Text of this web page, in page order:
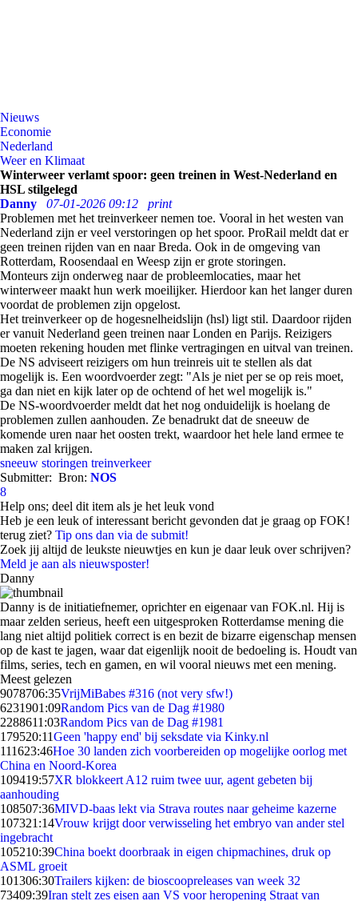
Nieuws
Economie
Nederland
Weer en Klimaat
Winterweer verlamt spoor: geen treinen in West-Nederland en
HSL stilgelegd
Danny
07-01-2026 09:12
print
Problemen met het treinverkeer nemen toe. Vooral in het westen van
Nederland zijn er veel verstoringen op het spoor. ProRail meldt dat er
geen treinen rijden van en naar Breda. Ook in de omgeving van
Rotterdam, Roosendaal en Weesp zijn er grote storingen.
Monteurs zijn onderweg naar de probleemlocaties, maar het
winterweer maakt hun werk moeilijker. Hierdoor kan het langer duren
voordat de problemen zijn opgelost.
Het treinverkeer op de hogesnelheidslijn (hsl) ligt stil. Daardoor rijden
er vanuit Nederland geen treinen naar Londen en Parijs. Reizigers
moeten rekening houden met flinke vertragingen en uitval van treinen.
De NS adviseert reizigers om hun treinreis uit te stellen als dat
mogelijk is. Een woordvoerder zegt: "Als je niet per se op reis moet,
ga dan niet en kijk later op de ochtend of het wel mogelijk is."
De NS-woordvoerder meldt dat het nog onduidelijk is hoelang de
problemen zullen aanhouden. Ze benadrukt dat de sneeuw de
komende uren naar het oosten trekt, waardoor het hele land ermee te
maken zal krijgen.
sneeuw storingen treinverkeer
Submitter: Bron: NOS
8
Help ons; deel dit item als je het leuk vond
Heb je een leuk of interessant bericht gevonden dat je graag op FOK!
terug ziet? Tip ons dan via de submit!
Zoek jij altijd de leukste nieuwtjes en kun je daar leuk over schrijven?
Meld je aan als nieuwsposter!
Danny
Danny is de initiatiefnemer, oprichter en eigenaar van FOK.nl. Hij is
maar zelden serieus, heeft een uitgesproken Rotterdamse mening die
lang niet altijd politiek correct is en bezit de bizarre eigenschap mensen
op de kast te jagen, waar dat eigenlijk nooit de bedoeling is. Houdt van
films, series, tech en gamen, en wil vooral nieuws met een mening.
Meest gelezen
9078706:35VrijMiBabes #316 (not very sfw!)
6231901:09Random Pics van de Dag #1980
2288611:03Random Pics van de Dag #1981
179520:11Geen 'happy end' bij seksdate via Kinky.nl
111623:46Hoe 30 landen zich voorbereiden op mogelijke oorlog met
China en Noord-Korea
109419:57XR blokkeert A12 ruim twee uur, agent gebeten bij
aanhouding
108507:36MIVD-baas lekt via Strava routes naar geheime kazerne
107321:14Vrouw krijgt door verwisseling het embryo van ander stel
ingebracht
105210:39China boekt doorbraak in eigen chipmachines, druk op
ASML groeit
101306:30Trailers kijken: de bioscoopreleases van week 32
73409:39Iran stelt zes eisen aan VS voor heropening Straat van